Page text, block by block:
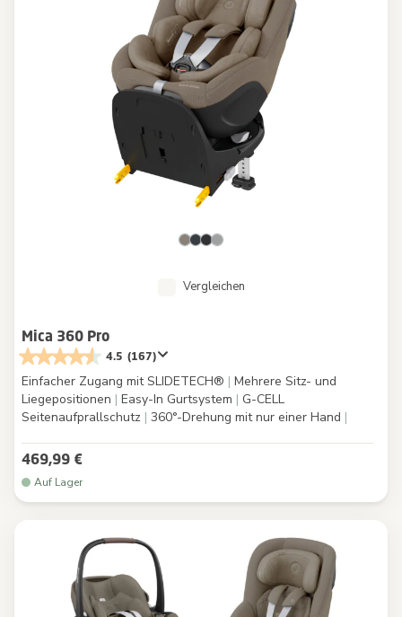
Vergleichen
Mica 360 Pro
4.5 (167)
Einfacher Zugang mit SLIDETECH® | Mehrere Sitz- und
Liegepositionen | Easy-In Gurtsystem | G-CELL
Seitenaufprallschutz | 360°-Drehung mit nur einer Hand |
469,99 €
Auf Lager